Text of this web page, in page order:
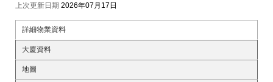
上次更新日期 2026年07月17日
詳細物業資料
大廈資料
地圖